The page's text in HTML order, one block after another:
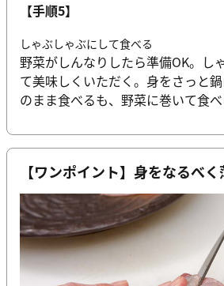
【手順5】
しゃぶしゃぶにして食べる
野菜がしんなりしたら準備OK。し
て美味しくいただく。身をさっと
のまま食べるも、野菜に巻いて食べ
【ワンポイント】身をなるべく